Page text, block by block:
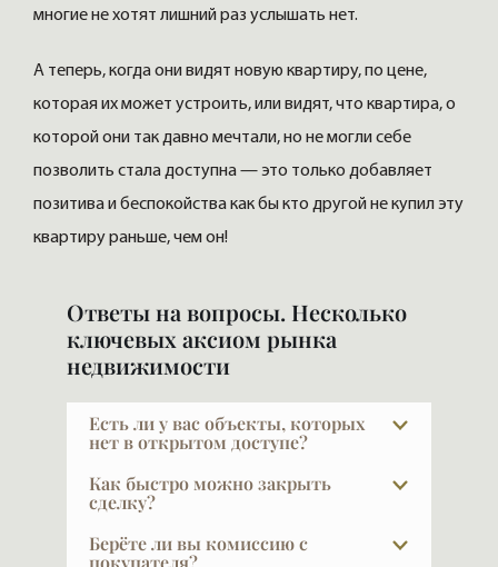
многие не хотят лишний раз услышать нет.
А теперь, когда они видят новую квартиру, по цене,
которая их может устроить, или видят, что квартира, о
которой они так давно мечтали, но не могли себе
позволить стала доступна — это только добавляет
позитива и беспокойства как бы кто другой не купил эту
квартиру раньше, чем он!
Ответы на вопросы. Несколько
ключевых аксиом рынка
недвижимости
Есть ли у вас объекты, которых
нет в открытом доступе?
В элите далеко не всё есть в открытой
рекламе, и это объяснимо: часть наших
они планируют продавать жильё. Другая
Как быстро можно закрыть
сделку?
Обычный срок сделки — около трёх
недель. Примерно неделю ведётся
Берёте ли вы комиссию с
покупателя?